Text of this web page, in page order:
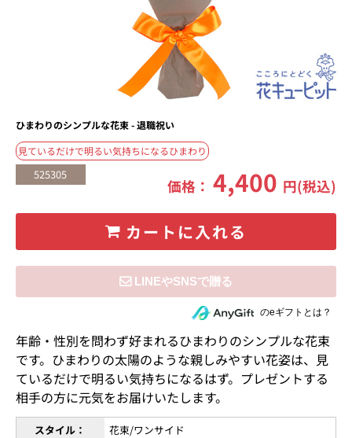
ひまわりのシンプルな花束 - 退職祝い
見ているだけで明るい気持ちになるひまわり
525305
価格：4,400 円(税込)
カートに入れる
住所を知らない相手にeギフトで贈るのeギフトとは？
年齢・性別を問わず好まれるひまわりのシンプルな花束
です。ひまわりの太陽のような親しみやすい花姿は、見
ているだけで明るい気持ちになるはず。プレゼントする
相手の方に元気をお届けいたします。
スタイル：
花束/ワンサイド